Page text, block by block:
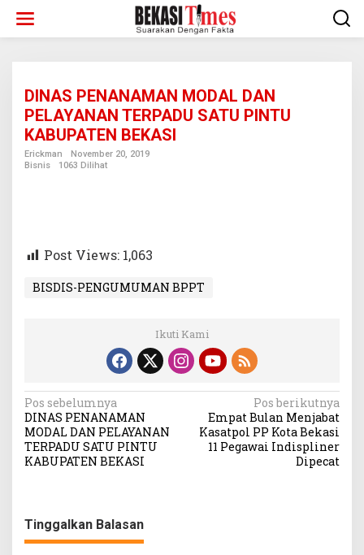
konten
DINAS PENANAMAN MODAL DAN
PELAYANAN TERPADU SATU PINTU
KABUPATEN BEKASI
Erickman
November 20, 2019
Bisnis
1063 Dilihat
Post Views: 1,063
BISDIS-PENGUMUMAN BPPT
Ikuti Kami
Navigasi
pos
Pos sebelumnya
DINAS PENANAMAN
MODAL DAN PELAYANAN
TERPADU SATU PINTU
KABUPATEN BEKASI
Pos berikutnya
Empat Bulan Menjabat
Kasatpol PP Kota Bekasi
11 Pegawai Indispliner
Dipecat
Tinggalkan Balasan